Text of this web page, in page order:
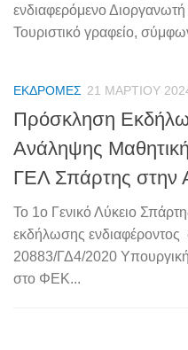
ενδιαφερόμενο Διοργανωτή
Τουριστικό γραφείο,
ΕΚΔΡΟΜΈΣ 21 ΜΑΡΤΊΟΥ
Πρόσκληση
Ανάληψης
ΓΕΛ Σπάρτης στην
Το 1ο Γενικό Λύκειο
εκδήλωσης
20883/ΓΔ4/2020
στο ΦΕΚ...